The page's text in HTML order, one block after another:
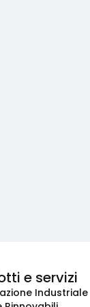
e servizi
Industriale